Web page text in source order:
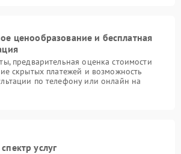
ценообразование и бесплатная
предварительная оценка стоимости
скрытых платежей и возможность
по телефону или онлайн на
услуг